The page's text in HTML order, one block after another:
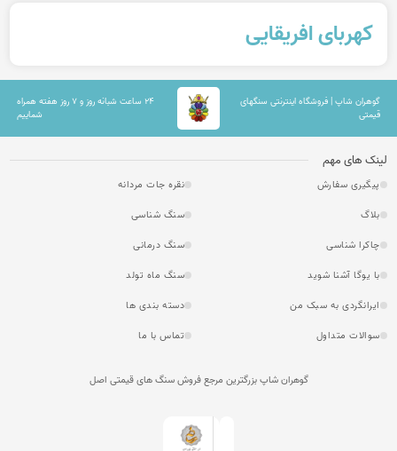
کهربای افریقایی
گوهران شاپ | فروشگاه اینترنتی سنگهای
قیمتی
۲۴ ساعت شبانه روز و ۷ روز هفته همراه
شماییم
لینک های مهم
پیگیری سفارش
نقره جات مردانه
بلاگ
سنگ شناسی
چاکرا شناسی
سنگ درمانی
با یوگا آشنا شوید
سنگ ماه تولد
ایرانگردی به سبک من
دسته بندی ها
سوالات متداول
تماس با ما
گوهران شاپ بزرگترین مرجع فروش سنگ های قیمتی اصل